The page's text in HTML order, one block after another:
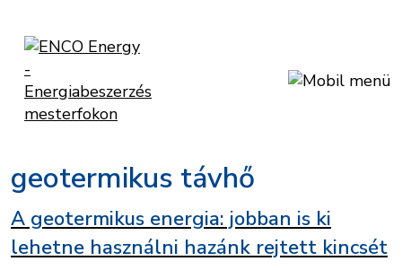
geotermikus távhő
A geotermikus energia: jobban is ki
lehetne használni hazánk rejtett kincsét